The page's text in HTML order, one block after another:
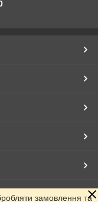
замовлення та